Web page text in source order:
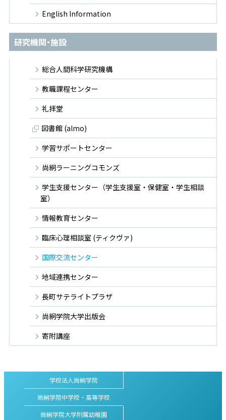
English Information
研究機関・施設
総合人間科学研究機構
教職課程センター
礼拝堂
図書館 (almo)
学習サポートセンター
尚絅ラーニングコモンズ
学生支援センター（学生支援室・保健室・学生相談
室）
情報教育センター
臨床心理相談室 (ティクヴァ)
国際交流センター
地域連携センター
長町サテライトプラザ
尚絅学院大学出版会
寄附講座
学校法人尚絅学院
尚絅学院中学校・高等学校
尚絅学院大学附属幼稚園